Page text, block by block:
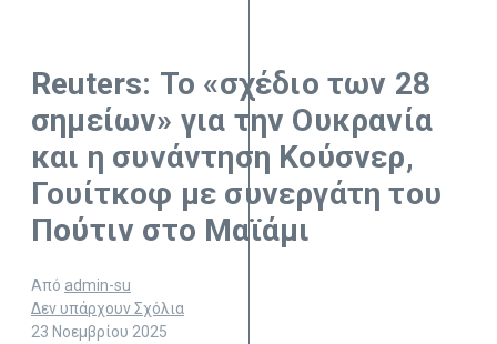
Reuters: Το «σχέδιο των 28
σημείων» για την Ουκρανία
και η συνάντηση Κούσνερ,
Γουίτκοφ με συνεργάτη του
Πούτιν στο Μαϊάμι
Από admin-su
Δεν υπάρχουν Σχόλια
23 Νοεμβρίου 2025